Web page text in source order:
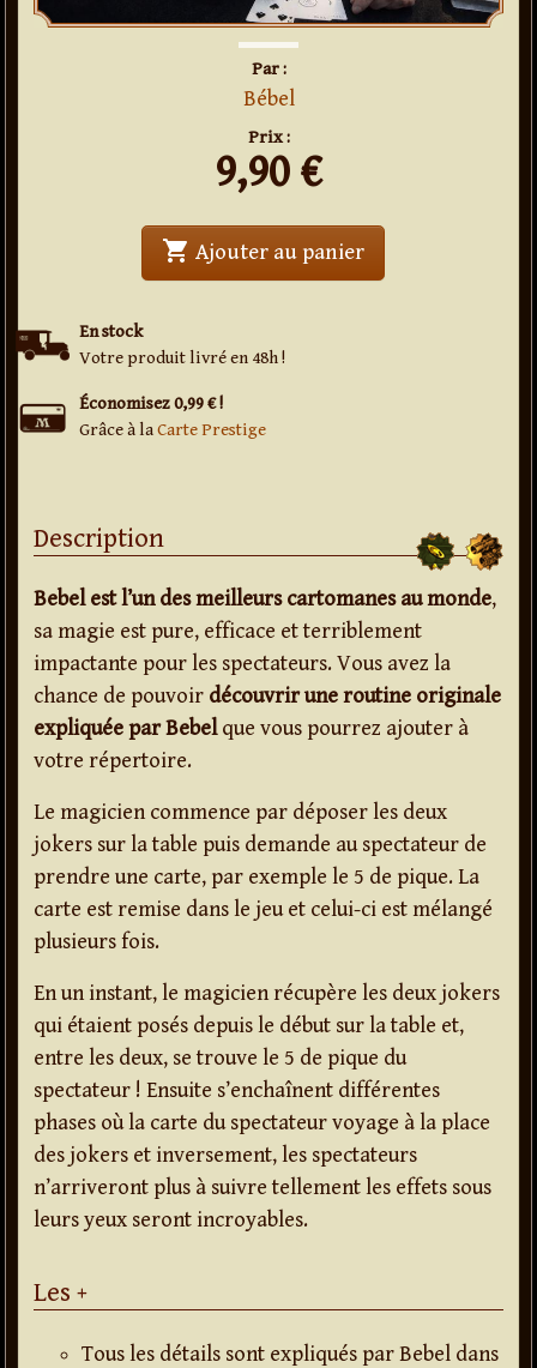
Par :
Bébel
Prix :
9,90 €
En stock
Votre produit livré en 48h !
Économisez 0,99 € !
Grâce à laCarte Prestige
shopping_cart Ajouter au panier' . Contradiction .
Description
Bebel est l’un des meilleurs cartomanes au monde,
sa magie est pure, efficace et terriblement
impactante pour les spectateurs. Vous avez la
chance de pouvoir découvrir une routine originale
expliquée par Bebelque vous pourrez ajouter à
votre répertoire.
Le magicien commence par déposer les deux
jokers sur la table puis demande au spectateur de
prendre une carte, par exemple le 5 de pique. La
carte est remise dans le jeu et celui-ci est mélangé
plusieurs fois.
En un instant, le magicien récupère les deux jokers
qui étaient posés depuis le début sur la table et,
entre les deux, se trouve le 5 de pique du
spectateur ! Ensuite s’enchaînent différentes
phases où la carte du spectateur voyage à la place
des jokers et inversement, les spectateurs
n’arriveront plus à suivre tellement les effets sous
leurs yeux seront incroyables.
Les +
Tous les détails sont expliqués par Bebel dans